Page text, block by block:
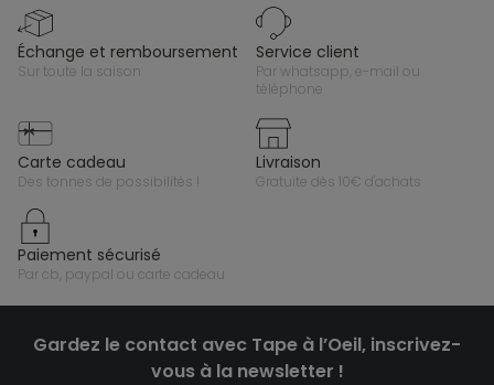
échange et remboursement
sur toute la saison
service client
par whatsapp, e-mail ou
téléphone
carte cadeau
des tonnes de possibilités !
livraison
gratuite dès 10€ d'achats
paiement sécurisé
par cb, paypal ou carte cadeau
Gardez le contact avec Tape à l’Oeil, inscrivez-
vous à la newsletter !